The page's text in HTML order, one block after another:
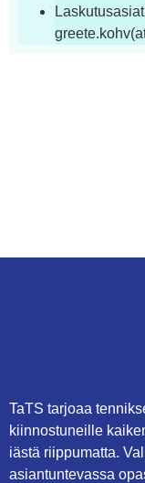
TaTS tarjoaa
kiinnostuneille
iästä riippumatta.
asiantuntevassa